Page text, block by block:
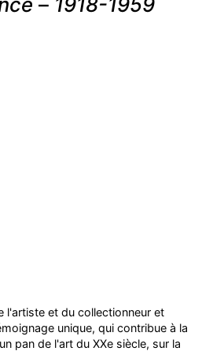
l'artiste et du collectionneur et
unique, qui contribue à la
pan de l'art du XXe siècle, sur la